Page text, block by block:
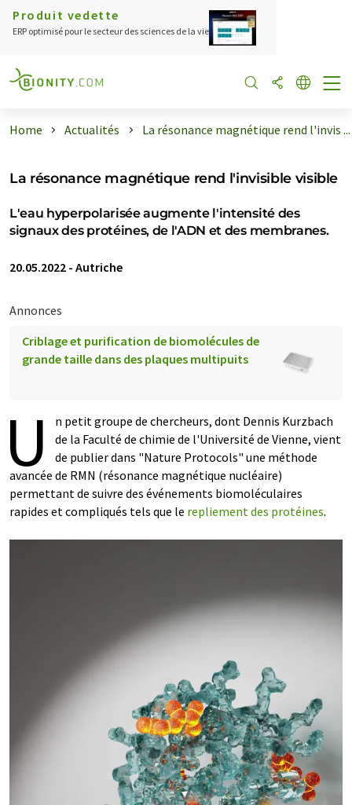
Produit vedette
ERP optimisé pour le secteur des sciences de la vie
Home Actualités La résonance magnétique rend l'invis ...
La résonance magnétique rend l'invisible visible
L'eau hyperpolarisée augmente l'intensité des
signaux des protéines, de l'ADN et des membranes.
20.05.2022 - Autriche
Annonces
Criblage et purification de biomolécules de
grande taille dans des plaques multipuits
U
n petit groupe de chercheurs, dont Dennis Kurzbach
de la Faculté de chimie de l'Université de Vienne, vient
de publier dans "Nature Protocols" une méthode
avancée de RMN (résonance magnétique nucléaire)
permettant de suivre des événements biomoléculaires
rapides et compliqués tels que le repliement des protéines.